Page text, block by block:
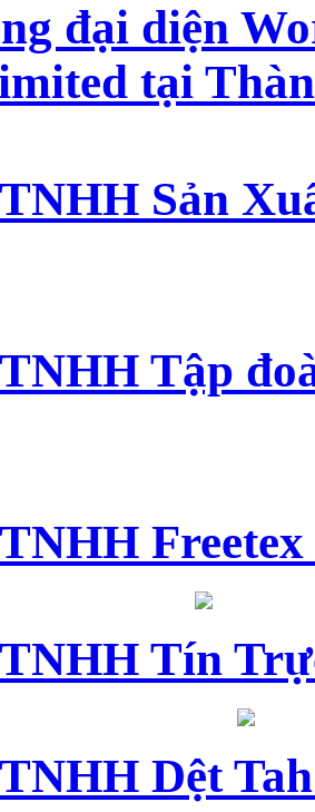
đại diện
tại
Sản
Tập
Tín
Dệt